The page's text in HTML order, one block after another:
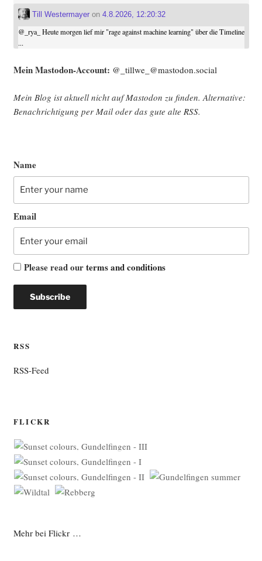
Till Westermayeron 4.8.2026, 12:20:32
@ _rya_ Heute morgen lief mir "rage against machine learning" über die Timeline
...
Mein Mast­o­don-Account: @_tillwe_@mastodon.social
Mein Blog ist aktu­ell nicht auf Mast­o­don zu fin­den. Alter­na­ti­ve:
Benach­rich­ti­gung per Mail oder das gute alte RSS.
Name
Email
Please read ourterms and conditions
RSS
RSS-Feed
FLICKR
Mehr bei Flickr …